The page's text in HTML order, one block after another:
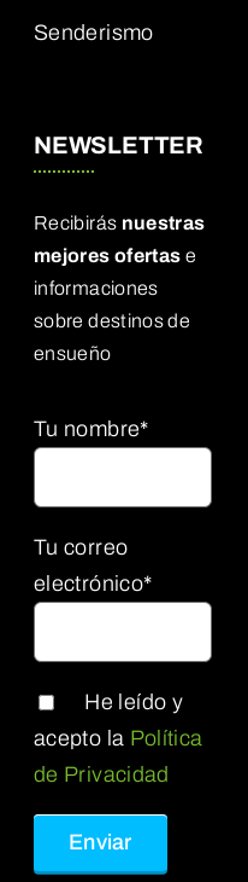
Senderismo
NEWSLETTER
Recibirás nuestras
mejores ofertas e
informaciones
sobre destinos de
ensueño
Tu nombre*
Tu correo
electrónico*
He leído y
acepto la Política
de Privacidad